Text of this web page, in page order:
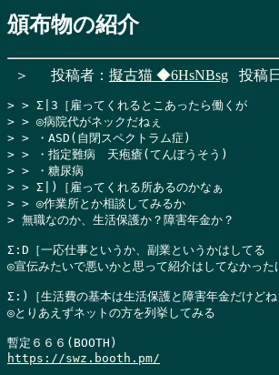
頒布物の紹介
＞ 投稿者： 擬古猫 ◆6HsNBsg 投稿
> > Σ|3［雇ってくれるとこあったら働くが
> > ◎病院代がネックだねぇ
> > ・ASD(自閉スペクトラム症)
> > ・指定難病　天疱瘡(てんぽうそう)
> > ・糖尿病
> > Σ|)［雇ってくれる所あるのかなぁ
> > ◎作業所とか相談してみるか
> 無職なのか、生活保護か？障害年金か？
Σ:D［一応仕事というか、副業というかはしてる
◎宣伝みたいで悪いかと思って紹介はしてなかった
Σ:)［生活費の基本は生活保護と障害年金だけどね
◎とりあえずネットの方を列挙してみる
https://swz.booth.pm/